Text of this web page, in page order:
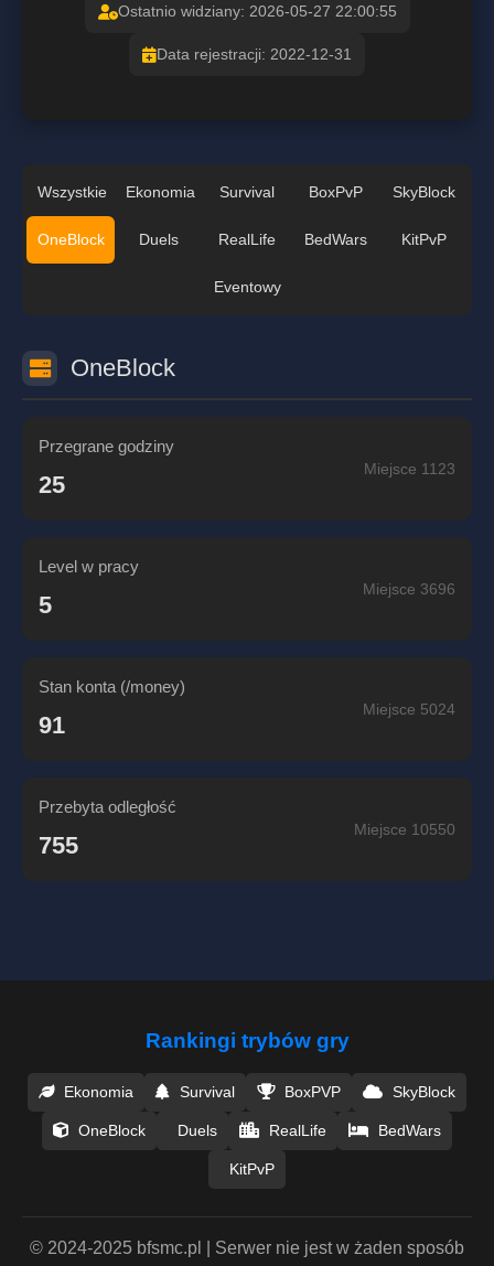
Ostatnio widziany: 2026-05-27 22:00:55
Data rejestracji: 2022-12-31
Wszystkie Ekonomia Survival BoxPvP SkyBlock
OneBlock Duels RealLife BedWars KitPvP
Eventowy
OneBlock
Przegrane godziny
25
Miejsce 1123
Level w pracy
5
Miejsce 3696
Stan konta (/money)
91
Miejsce 5024
Przebyta odległość
755
Miejsce 10550
Rankingi trybów gry
Ekonomia Survival BoxPVP SkyBlock
OneBlock Duels RealLife BedWars
KitPvP
© 2024-2025 bfsmc.pl | Serwer nie jest w żaden sposób